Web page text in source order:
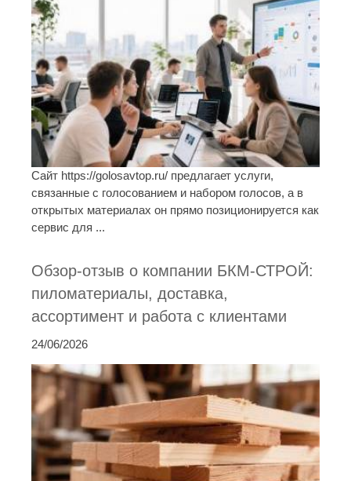
Сайт https://golosavtop.ru/ предлагает услуги,
связанные с голосованием и набором голосов, а в
открытых материалах он прямо позиционируется как
сервис для ...
Обзор-отзыв о компании БКМ-СТРОЙ:
пиломатериалы, доставка,
ассортимент и работа с клиентами
24/06/2026